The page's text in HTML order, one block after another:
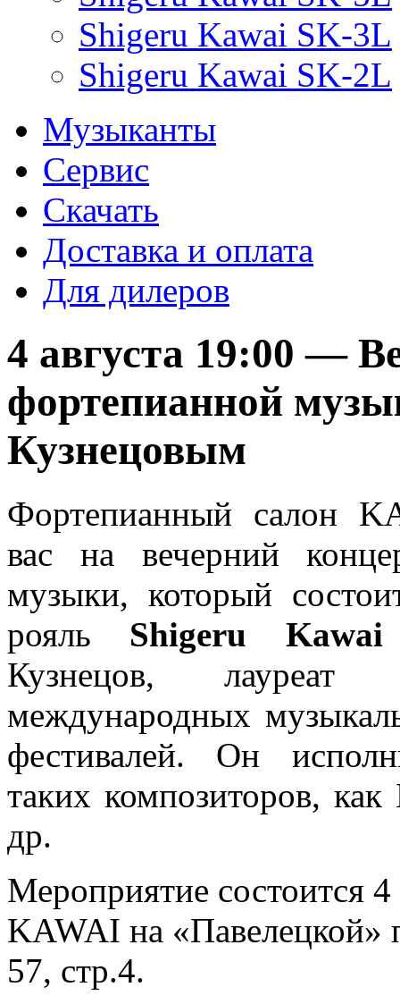
Shigeru Kawai SK-3L
Shigeru Kawai SK-2L
Музыканты
Сервис
Скачать
Доставка и оплата
Для дилеров
4 августа 19:00 —
фортепианной
Кузнецовым
Фортепианный салон
вас на вечерний
музыки, который
рояль Shigeru Kawai
Кузнецов, лауреат
международных
фестивалей. Он
таких композиторов,
др.
Мероприятие состоится
KAWAI на «Павелецкой»
57, стр.4.